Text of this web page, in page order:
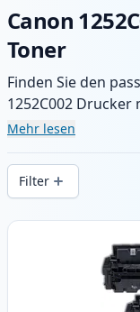
Canon
Toner
Finden Sie den
1252C002
und XL-Patronen.
in .
Mehr lesen
Filter
Produkte